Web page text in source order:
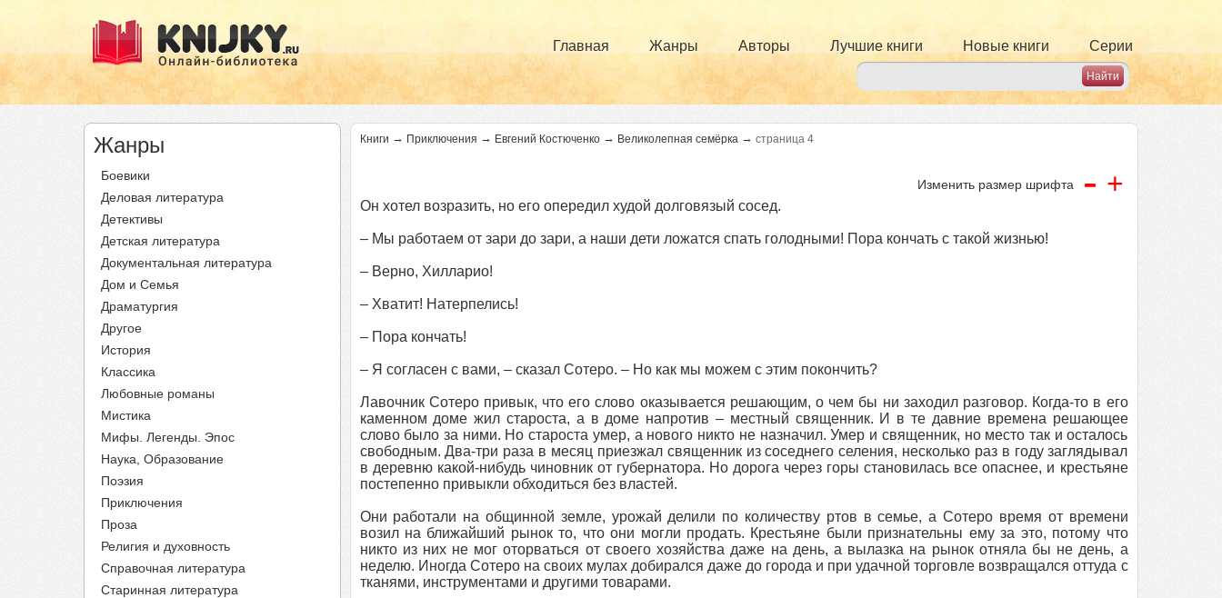
Главная Жанры Авторы Лучшие книги Новые книги Серии
Жанры
Боевики
Деловая литература
Детективы
Детская литература
Документальная литература
Дом и Семья
Драматургия
Другое
История
Классика
Любовные романы
Мистика
Мифы. Легенды. Эпос
Наука, Образование
Поэзия
Приключения
Проза
Религия и духовность
Справочная литература
Старинная литература
Книги → Приключения → Евгений Костюченко → Великолепная семёрка → страница 4
Изменить размер шрифта - +
Он хотел возразить, но его опередил худой долговязый сосед.
– Мы работаем от зари до зари, а наши дети ложатся спать голодными! Пора кончать с такой жизнью!
– Верно, Хилларио!
– Хватит! Натерпелись!
– Пора кончать!
– Я согласен с вами, – сказал Сотеро. – Но как мы можем с этим покончить?
Лавочник Сотеро привык, что его слово оказывается решающим, о чем бы ни заходил разговор. Когда-то в его
каменном доме жил староста, а в доме напротив – местный священник. И в те давние времена решающее
слово было за ними. Но староста умер, а нового никто не назначил. Умер и священник, но место так и осталось
свободным. Два-три раза в месяц приезжал священник из соседнего селения, несколько раз в году заглядывал
в деревню какой-нибудь чиновник от губернатора. Но дорога через горы становилась все опаснее, и крестьяне
постепенно привыкли обходиться без властей.
Они работали на общинной земле, урожай делили по количеству ртов в семье, а Сотеро время от времени
возил на ближайший рынок то, что они могли продать. Крестьяне были признательны ему за это, потому что
никто из них не мог оторваться от своего хозяйства даже на день, а вылазка на рынок отняла бы не день, а
неделю. Иногда Сотеро на своих мулах добирался даже до города и при удачной торговле возвращался оттуда с
тканями, инструментами и другими товарами.